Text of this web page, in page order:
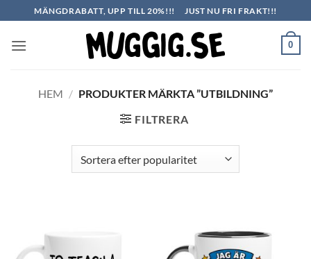
to
content
MÄNGDRABATT, UPP TILL 20%!!! JUST NU FRI FRAKT!!!
0
HEM / PRODUKTER MÄRKTA ”UTBILDNING”
FILTRERA